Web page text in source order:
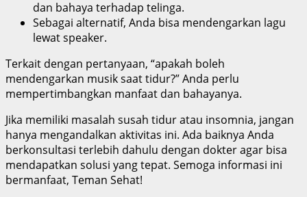
dan bahaya terhadap telinga.
Sebagai alternatif, Anda bisa mendengarkan lagu
lewat speaker.
Terkait dengan pertanyaan, “apakah boleh
mendengarkan musik saat tidur?” Anda perlu
mempertimbangkan manfaat dan bahayanya.
Jika memiliki masalah susah tidur atau insomnia, jangan
hanya mengandalkan aktivitas ini. Ada baiknya Anda
berkonsultasi terlebih dahulu dengan dokter agar bisa
mendapatkan solusi yang tepat. Semoga informasi ini
bermanfaat, Teman Sehat!